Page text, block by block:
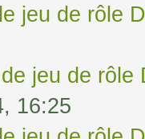
jeu de rôle
jeu de rôle
16:25